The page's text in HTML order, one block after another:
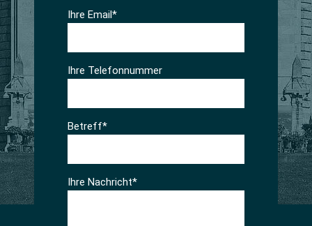
Ihre Email*
Ihre Telefonnummer
Betreff*
Ihre Nachricht*